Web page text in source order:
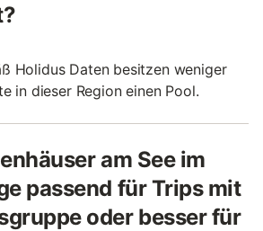
Holidus Daten besitzen weniger
in dieser Region einen Pool.
am See im
passend für Trips mit
oder besser für